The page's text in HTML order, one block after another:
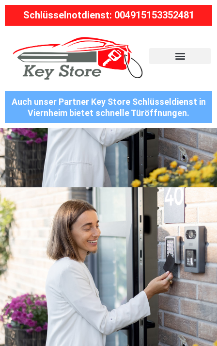
Schlüsselnotdienst: 004915153352481
Auch unser Partner Key Store Schlüsseldienst in
Viernheim bietet schnelle Türöffnungen.